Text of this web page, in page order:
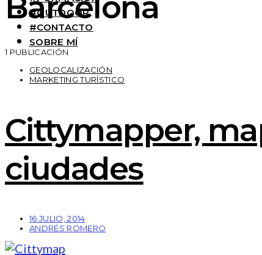
#OUTDOOR
#CONTACTO
SOBRE MÍ
1 PUBLICACIÓN
GEOLOCALIZACIÓN
MARKETING TURÍSTICO
Cittymapper,
ciudades
16 JULIO, 2014
ANDRÉS ROMERO